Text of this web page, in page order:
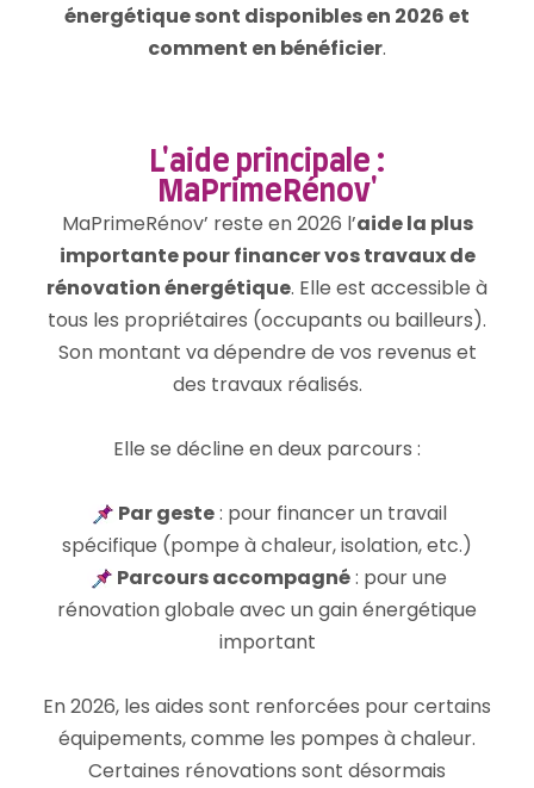
énergétique sont disponibles en 2026 et
comment en bénéficier.
L'aide principale :
MaPrimeRénov'
MaPrimeRénov’ reste en 2026 l’aide la plus
importante pour financer vos travaux de
rénovation énergétique. Elle est accessible à
tous les propriétaires (occupants ou bailleurs).
Son montant va dépendre de vos revenus et
des travaux réalisés.
Elle se décline en deux parcours :
Par geste: pour financer un travail
spécifique (pompe à chaleur, isolation, etc.)
Parcours accompagné: pour une
rénovation globale avec un gain énergétique
important
En 2026, les aides sont renforcées pour certains
équipements, comme les pompes à chaleur.
Certaines rénovations sont désormais